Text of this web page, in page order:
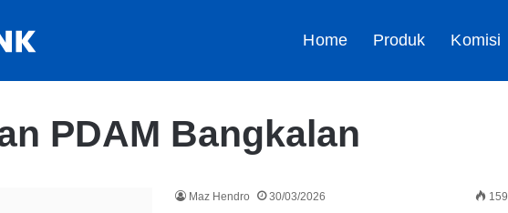
Home Produk Komisi
PDAM Bangkalan
Maz Hendro 30/03/2026 159